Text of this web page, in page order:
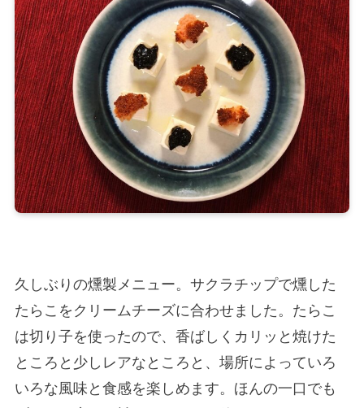
久しぶりの燻製メニュー。サクラチップで燻した
たらこをクリームチーズに合わせました。たらこ
は切り子を使ったので、香ばしくカリッと焼けた
ところと少しレアなところと、場所によっていろ
いろな風味と食感を楽しめます。ほんの一口でも